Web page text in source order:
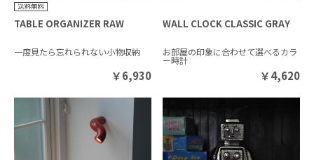
TABLE ORGANIZER RAW
一度見たら忘れられない小物収納
￥6,930
WALL CLOCK CLASSIC GRAY
お部屋の印象に合わせて選べるカラ
ー時計
￥4,620